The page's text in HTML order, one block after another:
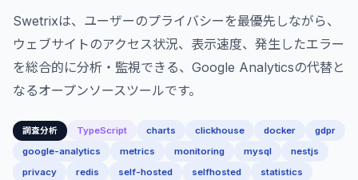
Swetrixは、ユーザーのプライバシーを最優先しながら、
ウェブサイトのアクセス状況、表示速度、発生したエラー
を総合的に分析・監視できる、Google Analyticsの代替と
なるオープンソースツールです。
調査分析 TypeScript charts clickhouse docker
gdpr
google-analytics
metrics monitoring mysql
nestjs
privacy
redis self-hosted selfhosted
statistics